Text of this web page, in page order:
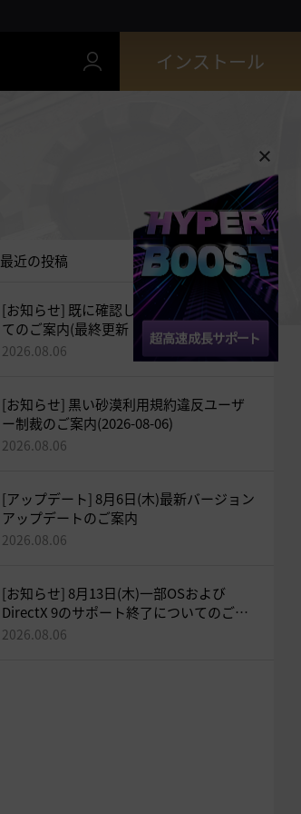
インストール
最近の投稿
[お知らせ] 既に確認している現象につい
てのご案内(最終更新：2026-08-06 19:27)
2026.08.06
[お知らせ] 黒い砂漠利用規約違反ユーザ
ー制裁のご案内(2026-08-06)
2026.08.06
[アップデート] 8月6日(木)最新バージョン
アップデートのご案内
2026.08.06
[お知らせ] 8月13日(木)一部OSおよび
DirectX 9のサポート終了についてのご案
内
2026.08.06